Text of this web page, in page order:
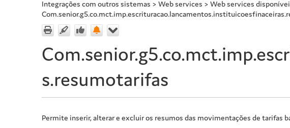
Integrações com outros sistemas > Web services > Web services
s.resumotarifas
Permite inserir, alterar e excluir os resumos das movimentações de tarifas